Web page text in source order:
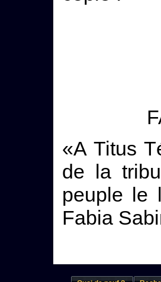
«A Titus
de la
peuple le
Fabia